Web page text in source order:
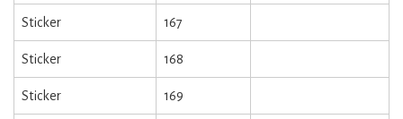
Sticker 167
Sticker 168
Sticker 169